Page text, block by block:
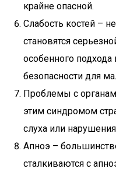
крайне опасной.
Слабость костей –
становятся
особенного
безопасности для
Проблемы с
этим синдромом
слуха или
Апноэ –
сталкиваются с